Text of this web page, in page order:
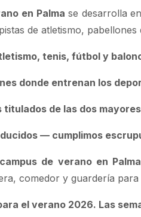
en Palma se desarrolla
de atletismo,
tenis, fútbol y
donde entrenan los
titulados de las dos
— cumplimos
de verano en
comedor y guardería
el verano 2026. Las